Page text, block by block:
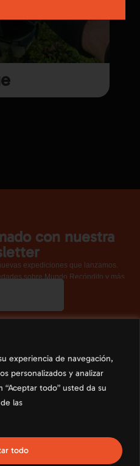
experiencia de navegación,
personalizados y analizar
todo” usted da su
las
todo
con nuestra
expediciones que lanzamos.
sobre Mundo Recóndito y más
de Cookies
condiciones